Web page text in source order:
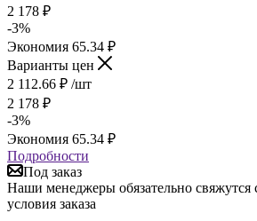
2 178 ₽
-3%
Экономия 65.34 ₽
Варианты цен
2 112.66 ₽ /шт
2 178 ₽
-3%
Экономия 65.34 ₽
Подробности
Под заказ
Наши менеджеры обязательно свяжутся
условия заказа